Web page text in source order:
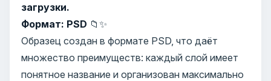
загрузки.
Формат: PSD 📁✨
Образец создан в формате PSD, что даёт
множество преимуществ: каждый слой имеет
понятное название и организован максимально